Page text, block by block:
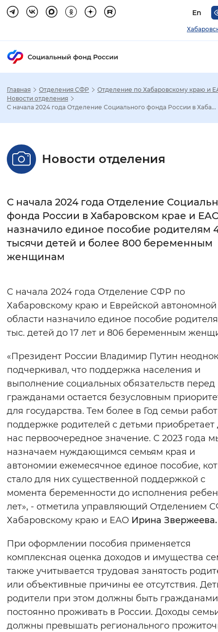
En
Настройка режима отображения
Стандартный Увеличенный
Без засечек
Интервал между буквами
Нормальный
Инверсивный
Синий фон
Включены Выключены
Звуковой ассистент
Воспроизвести Остановить
Вернуть стандартные настройки
Главная Отделения СФР
Отделение по Хабаровскому краю и
Новости отделения
С начала 2024 года Отделение Социального фонда России в Хаба...
Новости отделения
С начала 2024 года Отделение
фонда России в Хабаровском крае и
назначило единое пособие родителям
тысячи детей и более 800 беременным
женщинам
С начала 2024 года Отделение СФР по
Хабаровскому краю и Еврейской автономной
области назначило единое пособие
тыс. детей до 17 лет и 806 беременным
«Президент России Владимир Путин
подчеркивал, что поддержка населения и
выполнение социальных обязательств перед
гражданами остается безусловным
для государства. Тем более в Год семьи
поддержке родителей с детьми приобретает
нас первоочередное значение. С 2023 года
назначаем нуждающимся семьям края и
автономии ежемесячное единое пособие,
стало для них существенной поддержкой с
момента беременности до исполнения
лет», - отметила управляющий Отделением
Хабаровскому краю и ЕАО Ирина Звержеева.
При оформлении пособия применяется
комплексная оценка доходов и имущества
также учитывается трудовая занятость
или объективные причины ее отсутствия.
родители при этом должны быть
постоянно проживать в России. Доходы
должны превышать регионального